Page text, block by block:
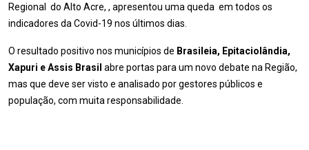
Regional do Alto Acre, , apresentou uma queda em todos os
indicadores da Covid-19 nos últimos dias.
O resultado positivo nos municípios de Brasileia, Epitaciolândia,
Xapuri e Assis Brasil abre portas para um novo debate na Região,
mas que deve ser visto e analisado por gestores públicos e
população, com muita responsabilidade.